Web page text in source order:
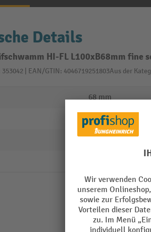
Details
HI-FL L100xB68mm fine
| EAN/GTIN: 4046719251803Aus der
68 mm
100 mm